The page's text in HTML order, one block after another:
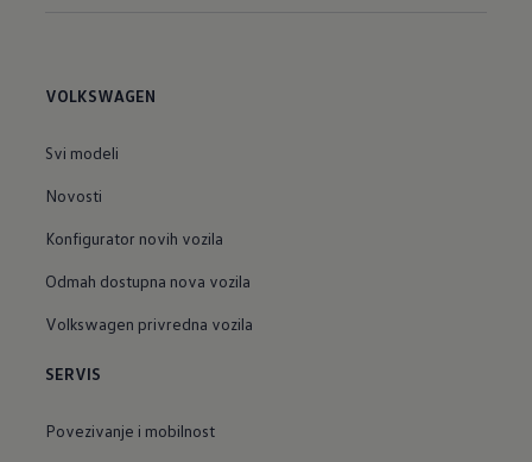
VOLKSWAGEN
Svi modeli
Novosti
Konfigurator novih vozila
Odmah dostupna nova vozila
Volkswagen privredna vozila
SERVIS
Povezivanje i mobilnost